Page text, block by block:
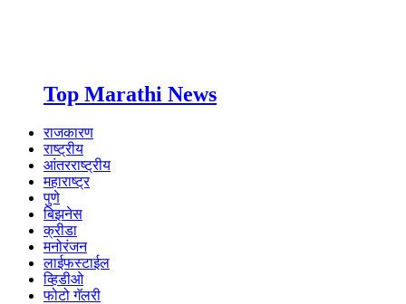
Top Marathi News
राजकारण
राष्ट्रीय
आंतरराष्ट्रीय
महाराष्ट्र
पुणे
बिझनेस
क्रीडा
मनोरंजन
लाईफस्टाईल
व्हिडीओ
फोटो गॅलरी